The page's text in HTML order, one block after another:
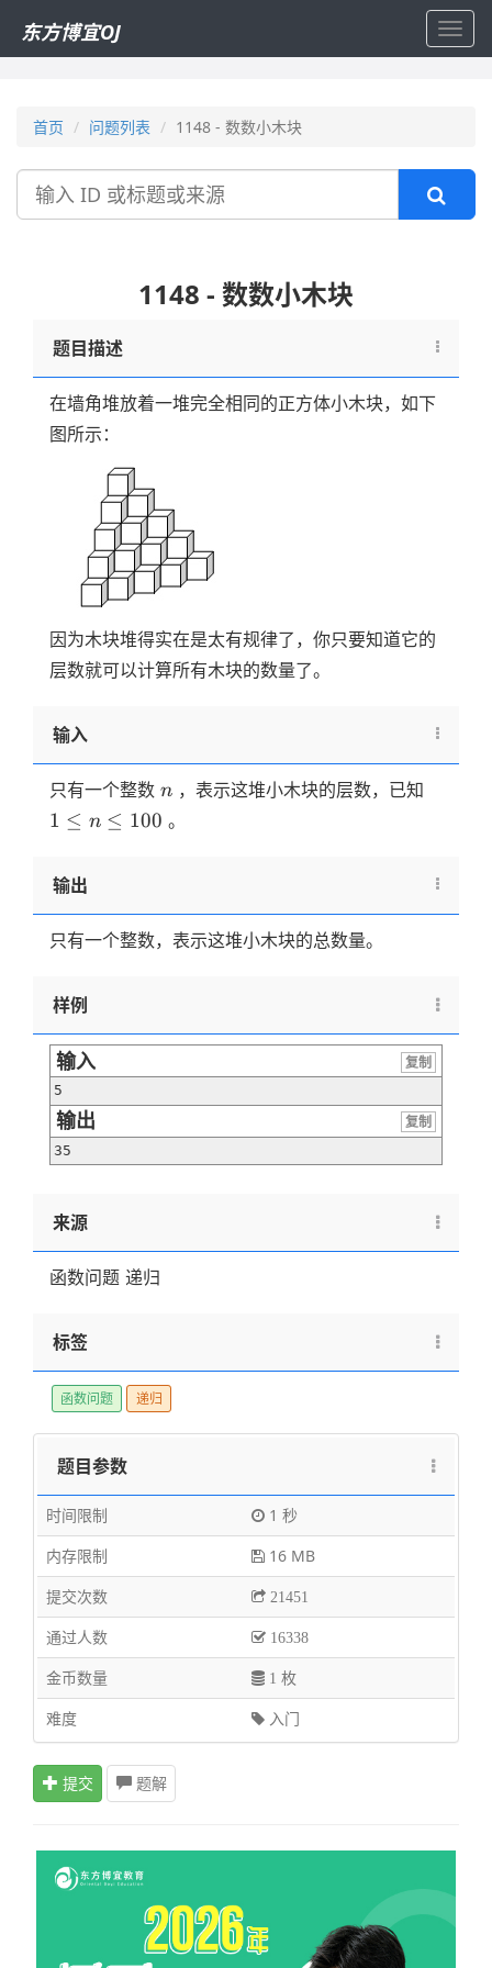
东方博宜OJ
首页 问题列表 1148 - 数数小木块
搜
1148 - 数数小木块
题目描述
在墙角堆放着一堆完全相同的正方体小木块，如下
图所示：
因为木块堆得实在是太有规律了，你只要知道它的
层数就可以计算所有木块的数量了。
输入
只有一个整数 n
n ，表示这堆小木块的层数，已知
100
1 ≤ n ≤ 100 。
输出
只有一个整数，表示这堆小木块的总数量。
样例
输入
复制
5
输出
复制
35
来源
函数问题 递归
标签
函数问题 递归
题目参数
时间限制
1 秒
内存限制
16 MB
提交次数
21451
通过人数 16338
金币数量 1 枚
难度 入门
提交 题解